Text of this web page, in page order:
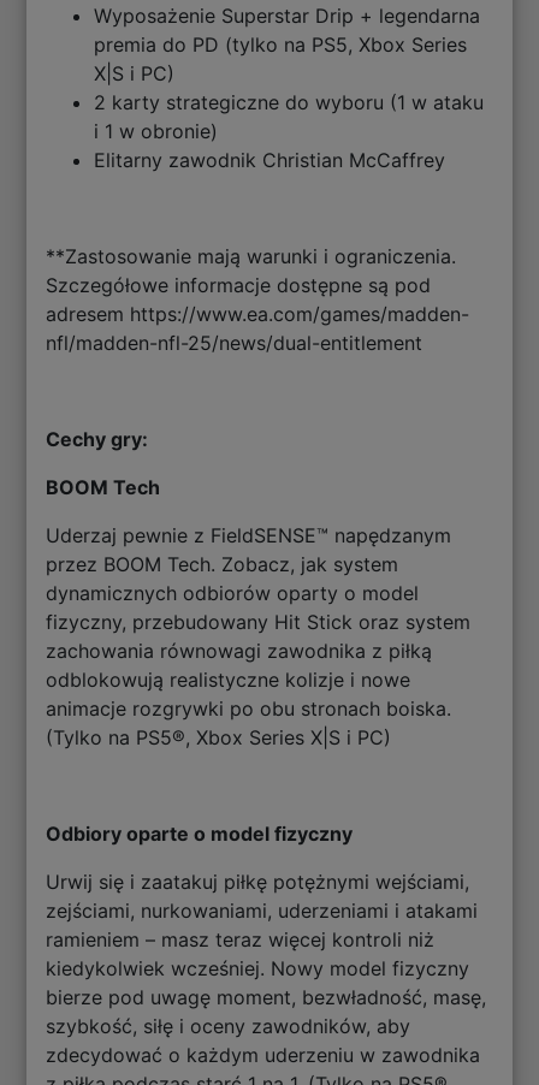
Wyposażenie Superstar Drip + legendarna
premia do PD (tylko na PS5, Xbox Series
X|S i PC)
2 karty strategiczne do wyboru (1 w ataku
i 1 w obronie)
Elitarny zawodnik Christian McCaffrey
**Zastosowanie mają warunki i ograniczenia.
Szczegółowe informacje dostępne są pod
adresem https://www.ea.com/games/madden-
nfl/madden-nfl-25/news/dual-entitlement
Cechy gry:
BOOM Tech
Uderzaj pewnie z FieldSENSE™ napędzanym
przez BOOM Tech. Zobacz, jak system
dynamicznych odbiorów oparty o model
fizyczny, przebudowany Hit Stick oraz system
zachowania równowagi zawodnika z piłką
odblokowują realistyczne kolizje i nowe
animacje rozgrywki po obu stronach boiska.
(Tylko na PS5®, Xbox Series X|S i PC)
Odbiory oparte o model fizyczny
Urwij się i zaatakuj piłkę potężnymi wejściami,
zejściami, nurkowaniami, uderzeniami i atakami
ramieniem – masz teraz więcej kontroli niż
kiedykolwiek wcześniej. Nowy model fizyczny
bierze pod uwagę moment, bezwładność, masę,
szybkość, siłę i oceny zawodników, aby
zdecydować o każdym uderzeniu w zawodnika